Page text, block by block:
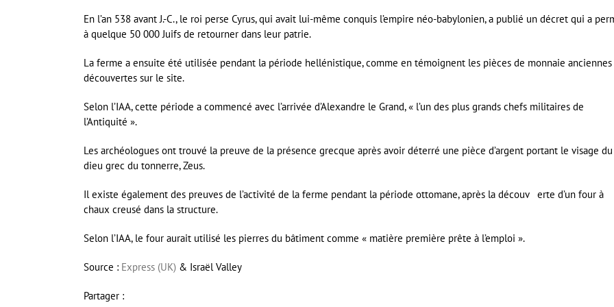
En l’an 538 avant J.-C., le roi perse Cyrus, qui avait lui-même conquis l’empire néo-babylonien, a publié un décret qui a
à quelque 50 000 Juifs de retourner dans leur patrie.
La ferme a ensuite été utilisée pendant la période hellénistique, comme en témoignent les pièces de monnaie anciennes
découvertes sur le site.
Selon l’IAA, cette période a commencé avec l’arrivée d’Alexandre le Grand, « l’un des plus grands chefs militaires de
l’Antiquité ».
Les archéologues ont trouvé la preuve de la présence grecque après avoir déterré une pièce d’argent portant le visage du
dieu grec du tonnerre, Zeus.
Il existe également des preuves de l’activité de la ferme pendant la période ottomane, après la découv erte d’un four à
chaux creusé dans la structure.
Selon l’IAA, le four aurait utilisé les pierres du bâtiment comme « matière première prête à l’emploi ».
Source : Express (UK) & Israël Valley
Partager :